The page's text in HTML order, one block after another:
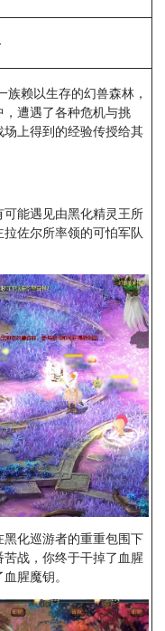
赖以生存的幻兽森林，
遭遇了各种危机与挑
上得到的经验传授给其
能遇见由黑化精灵王所
佐尔所率领的可怕军队
化巡游者的重重包围下
战，你终于干掉了血腥
腥魔钥。